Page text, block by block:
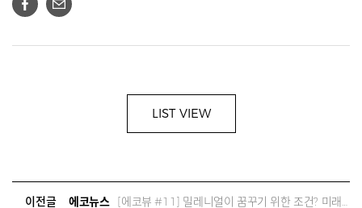
LIST VIEW
이전글 에코뉴스 [에코뷰 #11] 밀레니얼이 꿈꾸기 위한 조건? 미래가 있어야죠.